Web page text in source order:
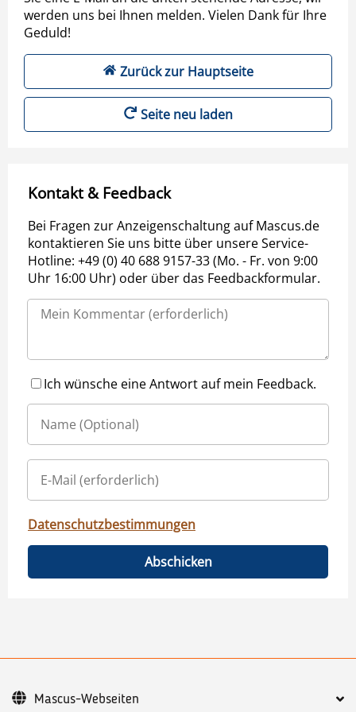
werden uns bei Ihnen melden. Vielen Dank für Ihre
Geduld!
Zurück zur Hauptseite
Seite neu laden
Kontakt & Feedback
Bei Fragen zur Anzeigenschaltung auf Mascus.de
kontaktieren Sie uns bitte über unsere Service-
Hotline: +49 (0) 40 688 9157-33 (Mo. - Fr. von 9:00
Uhr 16:00 Uhr) oder über das Feedbackformular.
Ich wünsche eine Antwort auf mein Feedback.
Datenschutzbestimmungen
Abschicken
Mascus-Webseiten